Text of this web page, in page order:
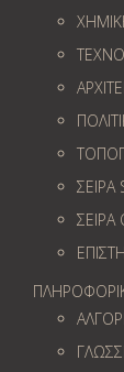
ΣΕΙΡΑ